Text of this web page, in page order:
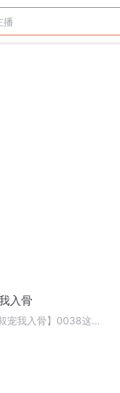
入骨
叔宠我入骨】0038这是